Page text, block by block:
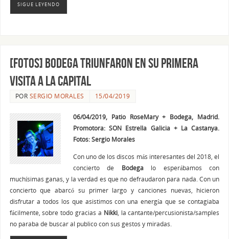
SIGUE LEYENDO
[FOTOS] BODEGA triunfaron en su primera
visita a la capital
POR SERGIO MORALES 15/04/2019
06/04/2019, Patio RoseMary + Bodega, Madrid.
Promotora: SON Estrella Galicia + La Castanya.
Fotos: Sergio Morales
Con uno de los discos más interesantes del 2018, el
concierto de Bodegalo esperábamos con
muchísimas ganas, y la verdad es que no defraudaron para nada. Con un
concierto que abarcó su primer largo y canciones nuevas, hicieron
disfrutar a todos los que asistimos con una energía que se contagiaba
fácilmente, sobre todo gracias a Nikki, la cantante/percusionista/samples
no paraba de buscar al publico con sus gestos y miradas.